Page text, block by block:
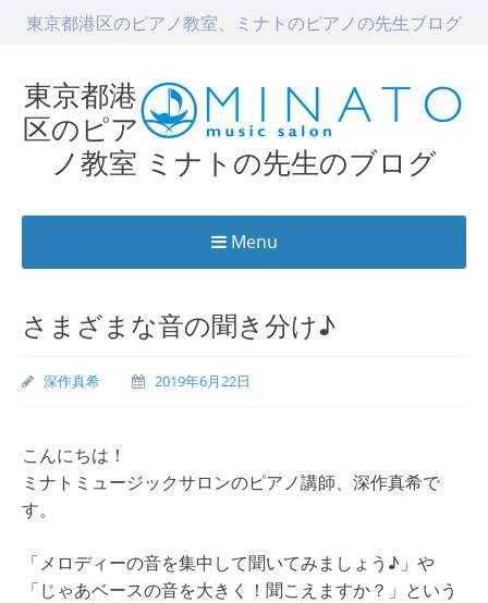
東京都港区のピアノ教室、ミナトのピアノの先生ブログ
東京都港
区のピア
ノ教室 ミナトの先生のブログ
Menu
content
さまざまな音の聞き分け♪
深作真希 2019年6月22日
こんにちは！
ミナトミュージックサロンのピアノ講師、深作真希で
す。
「メロディーの音を集中して聞いてみましょう♪」や
「じゃあベースの音を大きく！聞こえますか？」という